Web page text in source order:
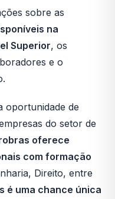
sobre as
na
Superior, os
e o
oportunidade de
do setor de
oferece
com formação
Direito, entre
é uma chance única